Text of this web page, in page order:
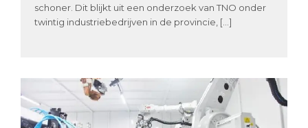
schoner. Dit blijkt uit een onderzoek van TNO onder
twintig industriebedrijven in de provincie, […]